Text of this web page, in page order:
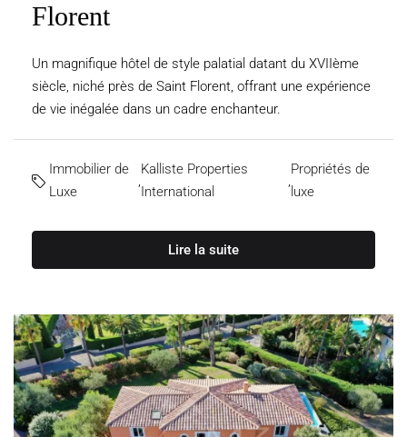
Florent
Un magnifique hôtel de style palatial datant du XVIIème
siècle, niché près de Saint Florent, offrant une expérience
de vie inégalée dans un cadre enchanteur.
Immobilier de
Luxe
Kalliste Properties
International
Propriétés de
luxe
Lire la suite